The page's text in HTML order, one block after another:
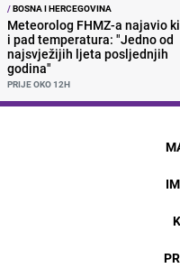
/BOSNA I HERCEGOVINA
Meteorolog FHMZ-a najavio
i pad temperatura: "Jedno od
najsvježijih ljeta posljednjih
godina"
PRIJE OKO 12H